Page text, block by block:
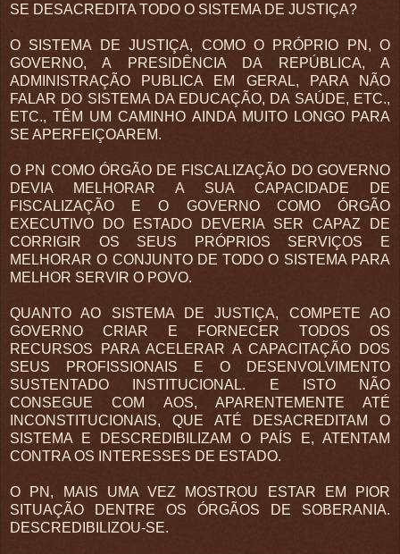
SE DESACREDITA TODO O SISTEMA DE JUSTIÇA?
.
O SISTEMA DE JUSTIÇA, COMO O PRÓPRIO PN, O
GOVERNO, A PRESIDÊNCIA DA REPÚBLICA, A
ADMINISTRAÇÃO PUBLICA EM GERAL, PARA NÃO
FALAR DO SISTEMA DA EDUCAÇÃO, DA SAÚDE, ETC.,
ETC., TÊM UM CAMINHO AINDA MUITO LONGO PARA
SE APERFEIÇOAREM.
O PN COMO ÓRGÃO DE FISCALIZAÇÃO DO GOVERNO
DEVIA MELHORAR A SUA CAPACIDADE DE
FISCALIZAÇÃO E O GOVERNO COMO ÓRGÃO
EXECUTIVO DO ESTADO DEVERIA SER CAPAZ DE
CORRIGIR OS SEUS PRÓPRIOS SERVIÇOS E
MELHORAR O CONJUNTO DE TODO O SISTEMA PARA
MELHOR SERVIR O POVO.
QUANTO AO SISTEMA DE JUSTIÇA, COMPETE AO
GOVERNO CRIAR E FORNECER TODOS OS
RECURSOS PARA ACELERAR A CAPACITAÇÃO DOS
SEUS PROFISSIONAIS E O DESENVOLVIMENTO
SUSTENTADO INSTITUCIONAL. E ISTO NÃO
CONSEGUE COM AOS, APARENTEMENTE ATÉ
INCONSTITUCIONAIS, QUE ATÉ DESACREDITAM O
SISTEMA E DESCREDIBILIZAM O PAÍS E, ATENTAM
CONTRA OS INTERESSES DE ESTADO.
O PN, MAIS UMA VEZ MOSTROU ESTAR EM PIOR
SITUAÇÃO DENTRE OS ÓRGÃOS DE SOBERANIA.
DESCREDIBILIZOU-SE.